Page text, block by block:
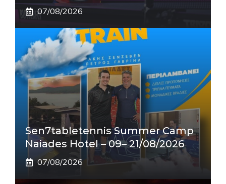
07/08/2026
Sen7tabletennis Summer Camp
Naiades Hotel – 09– 21/08/2026
07/08/2026